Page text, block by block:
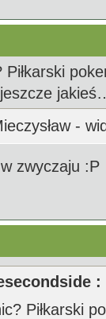
Piłkarski
-
zwyczaju :P
:
Piłkarski